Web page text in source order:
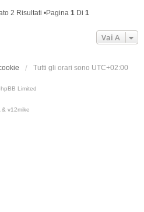
2 Risultati •Pagina 1 Di 1
Vai A
Tutti gli orari sono UTC+02:00
Limited
v12mike